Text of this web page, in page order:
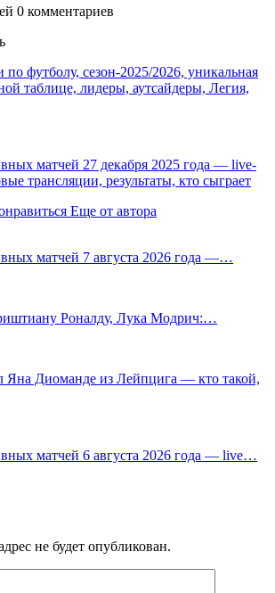
0 комментариев
футболу, сезон-2025/2026, уникальная
таблице, лидеры, аутсайдеры, Легия,
матчей 27 декабря 2025 года — live-
трансляции, результаты, кто сыграет
Еще от автора
матчей 7 августа 2026 года —…
Роналду, Лука Модрич:…
Яна Диоманде из Лейпцига — кто такой,
матчей 6 августа 2026 года — live…
не будет опубликован.